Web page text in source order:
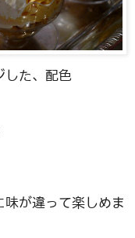
した、配色
が違って楽しめま